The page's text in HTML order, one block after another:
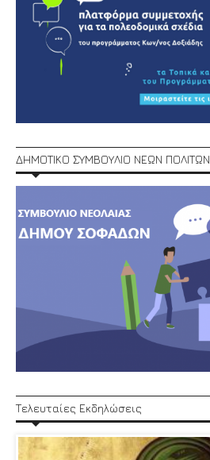
ΔΗΜΟΤΙΚΟ ΣΥΜΒΟΥΛΙΟ ΝΕΩΝ ΠΟΛΙΤΩΝ
Τελευταίες Εκδηλώσεις